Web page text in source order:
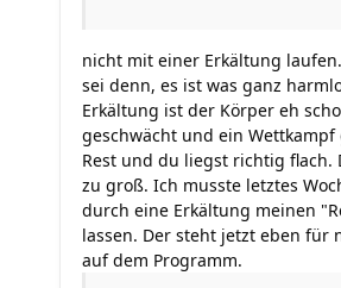
nicht mit einer Erkältung
sei denn, es ist was ganz
Erkältung ist der Körper eh
geschwächt und ein
Rest und du liegst richtig flach.
zu groß. Ich musste letztes
durch eine Erkältung meinen
lassen. Der steht jetzt eben für
auf dem Programm.